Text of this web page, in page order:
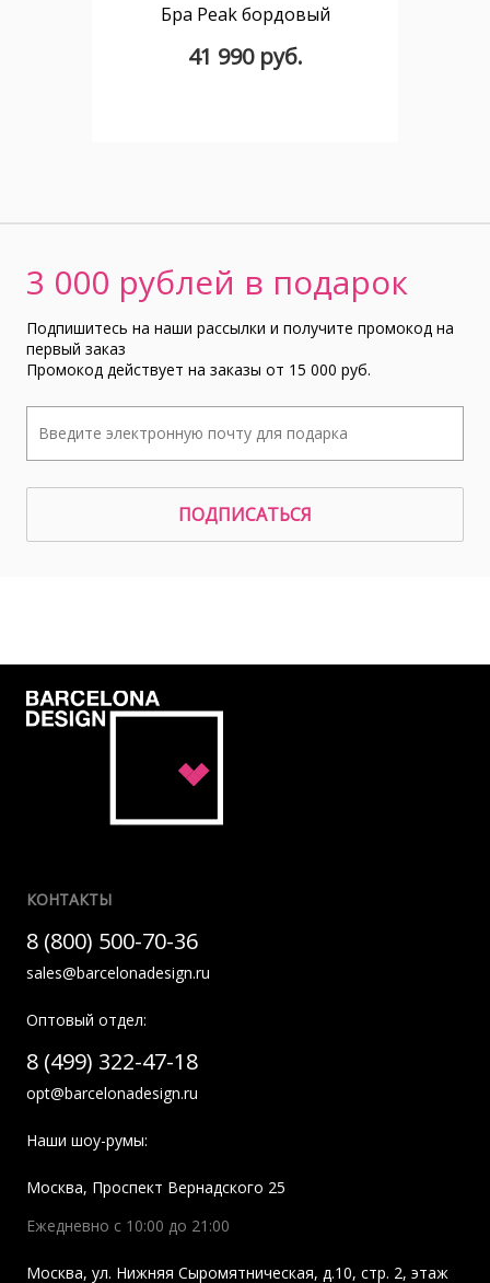
Бра Peak бордовый
41 990 руб.
3 000 рублей в подарок
Подпишитесь на наши рассылки и получите промокод на
первый заказ
Промокод действует на заказы от 15 000 руб.
ПОДПИСАТЬСЯ
КОНТАКТЫ
8 (800) 500-70-36
sales@barcelonadesign.ru
Оптовый отдел:
8 (499) 322-47-18
opt@barcelonadesign.ru
Наши шоу-румы:
Москва, Проспект Вернадского 25
Ежедневно с 10:00 до 21:00
Москва, ул. Нижняя Сыромятническая, д.10, стр. 2, этаж